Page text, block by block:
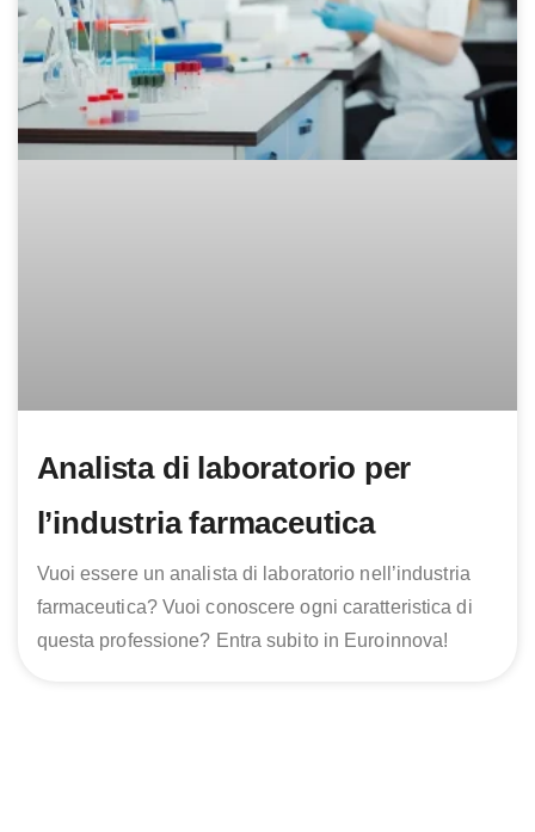
Analista di laboratorio per
l’industria farmaceutica
Vuoi essere un analista di laboratorio nell’industria
farmaceutica? Vuoi conoscere ogni caratteristica di
questa professione? Entra subito in Euroinnova!